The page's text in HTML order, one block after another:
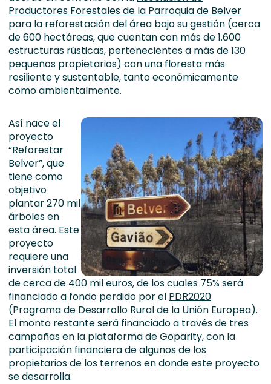
Productores Forestales de la Parroquia de Belver
para la reforestación del área bajo su gestión (cerca
de 600 hectáreas, que cuentan con más de 1.600
estructuras rústicas, pertenecientes a más de 130
pequeños propietarios) con una floresta más
resiliente y sustentable, tanto económicamente
como ambientalmente.
Así nace el
proyecto
“Reforestar
Belver”, que
tiene como
objetivo
plantar 270 mil
árboles en
esta área. Este
proyecto
requiere una
inversión total
de cerca de 400 mil euros, de los cuales 75% será
financiado a fondo perdido por el PDR2020
(Programa de Desarrollo Rural de la Unión Europea).
El monto restante será financiado a través de tres
campañas en la plataforma de Goparity, con la
participación financiera de algunos de los
propietarios de los terrenos en donde este proyecto
se desarrolla.